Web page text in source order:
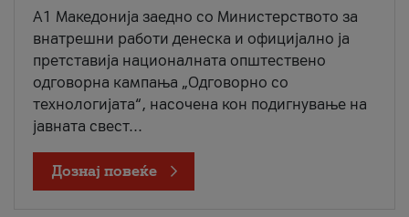
A1 Македонија заедно со Министерството за
внатрешни работи денеска и официјално ја
претставија националната општествено
одговорна кампања „Одговорно со
технологијата“, насочена кон подигнување на
јавната свест...
Дознај повеќе